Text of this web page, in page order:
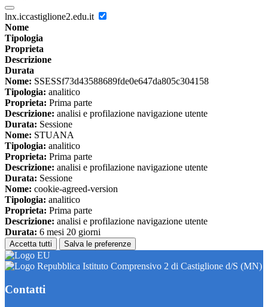
lnx.iccastiglione2.edu.it
Nome
Tipologia
Proprieta
Descrizione
Durata
Nome: SSESSf73d43588689fde0e647da805c304158
Tipologia: analitico
Proprieta: Prima parte
Descrizione: analisi e profilazione navigazione utente
Durata: Sessione
Nome: STUANA
Tipologia: analitico
Proprieta: Prima parte
Descrizione: analisi e profilazione navigazione utente
Durata: Sessione
Nome: cookie-agreed-version
Tipologia: analitico
Proprieta: Prima parte
Descrizione: analisi e profilazione navigazione utente
Durata: 6 mesi 20 giorni
Accetta tutti Salva le preferenze
Istituto Comprensivo 2 di Castiglione d/S (MN)
Contatti